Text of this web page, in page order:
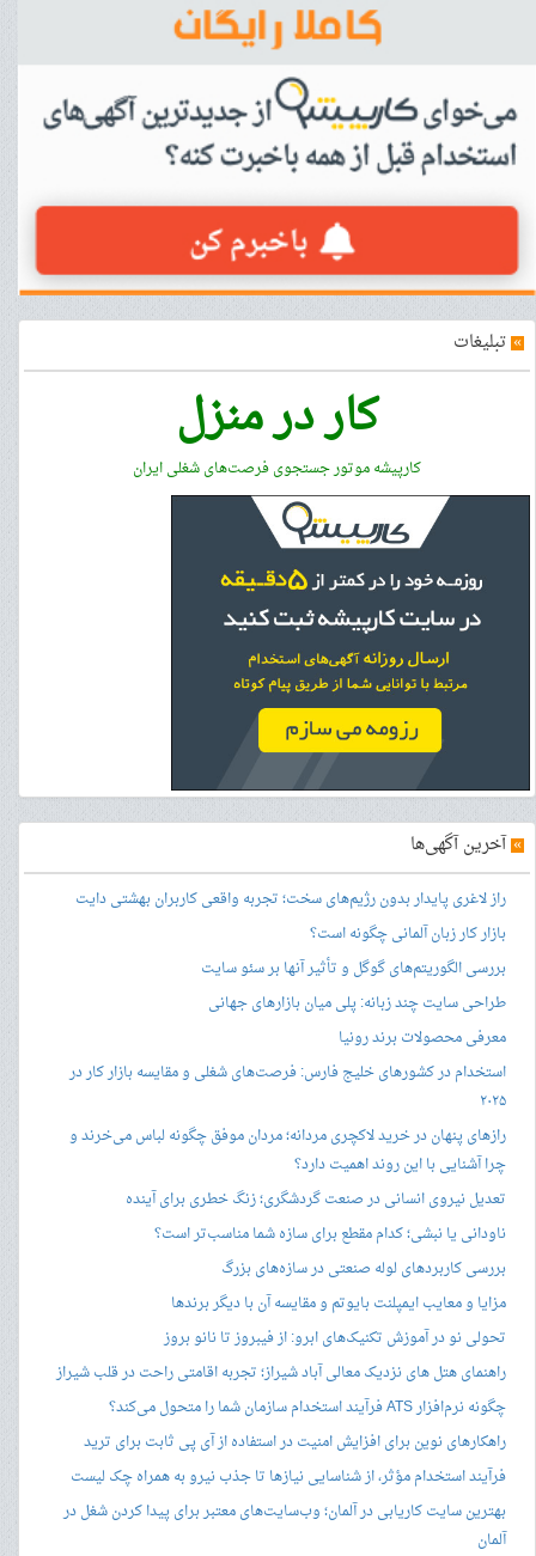
» تبلیغات
کار در منزل
کارپیشه موتور جستجوی فرصت‌های شغلی ایران
»آخرین آگهی‌ها
راز لاغری پایدار بدون رژیم‌های سخت؛ تجربه واقعی کاربران بهشتی دایت
بازار کار زبان آلمانی چگونه است؟
بررسی الگوریتم‌های گوگل و تأثیر آنها بر سئو سایت
طراحی سایت چند زبانه: پلی میان بازارهای جهانی
معرفی محصولات برند رونیا
استخدام در کشورهای خلیج فارس: فرصت‌های شغلی و مقایسه بازار کار در
۲۰۲۵
رازهای پنهان در خرید لاکچری مردانه؛ مردان موفق چگونه لباس می‌خرند و
چرا آشنایی با این روند اهمیت دارد؟
تعدیل نیروی انسانی در صنعت گردشگری؛ زنگ خطری برای آینده
ناودانی یا نبشی؛ کدام مقطع برای سازه شما مناسب‌تر است؟
بررسی کاربردهای لوله صنعتی در سازه‌های بزرگ
مزایا و معایب ایمپلنت بایوتم و مقایسه آن با دیگر برندها
تحولی نو در آموزش تکنیک‌های ابرو: از فیبروز تا نانو بروز
راهنمای هتل های نزدیک معالی آباد شیراز؛ تجربه اقامتی راحت در قلب شیراز
چگونه نرم‌افزار ATS فرآیند استخدام سازمان شما را متحول می‌کند؟
راهکارهای نوین برای افزایش امنیت در استفاده از آی پی ثابت برای ترید
فرآیند استخدام مؤثر، از شناسایی نیازها تا جذب نیرو به همراه چک لیست
بهترین سایت کاریابی در آلمان؛ وب‌سایت‌های معتبر برای پیدا کردن شغل در
آلمان